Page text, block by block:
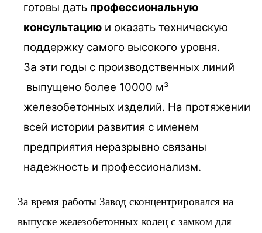
готовы дать профессиональную
консультацию и оказать техническую
поддержку самого высокого уровня.
За эти годы с производственных линий
выпущено более 10000 м³
железобетонных изделий. На протяжении
всей истории развития с именем
предприятия неразрывно связаны
надежность и профессионализм.
За время работы Завод сконцентрировался на
выпуске железобетонных колец с замком для